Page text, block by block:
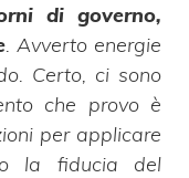
di governo,
. Avverto energie
Certo, ci sono
che provo è
per applicare
la fiducia del